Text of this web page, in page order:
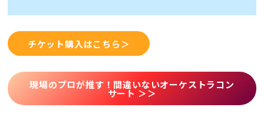
チケット購入はこちら＞
現場のプロが推す！間違いないオーケストラコン
サート ＞＞